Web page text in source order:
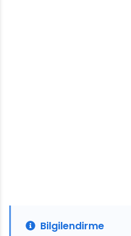
Bilgilendirme